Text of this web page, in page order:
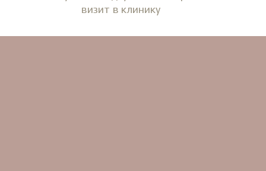
визит в клинику